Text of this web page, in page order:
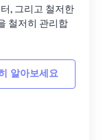
, 그리고 철저한
철저히 관리합
알아보세요